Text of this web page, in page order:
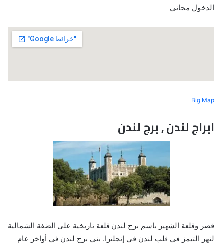
الدخول مجاني
Big Map
ابراج لندن , برج لندن
قصر وقلعة الشهير باسم برج لندن قلعة تاريخية على الضفة الشمالية
لنهر التيمز في قلب لندن في إنجلترا. بني برج لندن في أواخر عام